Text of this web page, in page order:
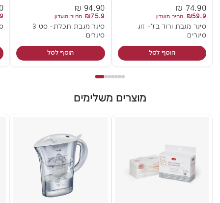
74.90 ₪
₪59.9 מחיר מועדון
סינר מגבת ורוד בז'- זוג
סינרים
הוסף לסל
94.90 ₪
₪75.9 מחיר מועדון
סינר מגבת תכלת- סט 3
סינרים
הוסף לסל
מוצרים משלימים